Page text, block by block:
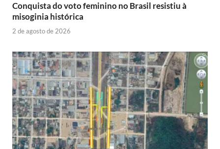
Conquista do voto feminino no Brasil resistiu à
misoginia histórica
2 de agosto de 2026